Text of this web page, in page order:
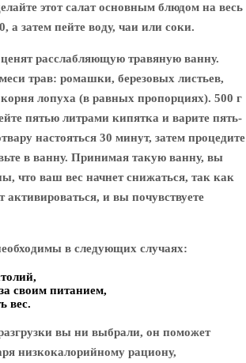
этот салат основным блюдом на весь
а затем пейте воду, чаи или соки.
расслабляющую травяную ванну.
трав: ромашки, березовых листьев,
лопуха (в равных пропорциях). 500 г
пятью литрами кипятка и варите пять-
настояться 30 минут, затем процедите
в ванну. Принимая такую ванну, вы
что ваш вес начнет снижаться, так как
активироваться, и вы почувствуете
в следующих случаях:
своим питанием,
вес.
вы ни выбрали, он поможет
низкокалорийному рациону,